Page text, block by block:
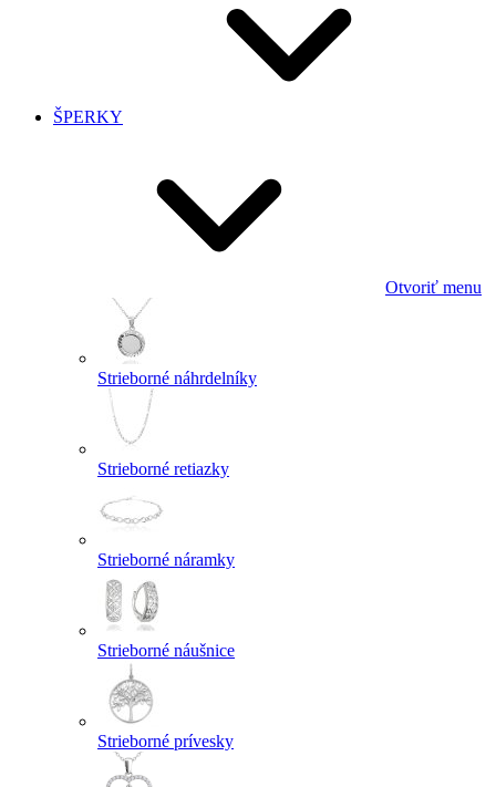
ŠPERKY
Otvoriť menu
Strieborné náhrdelníky
Strieborné retiazky
Strieborné náramky
Strieborné náušnice
Strieborné prívesky